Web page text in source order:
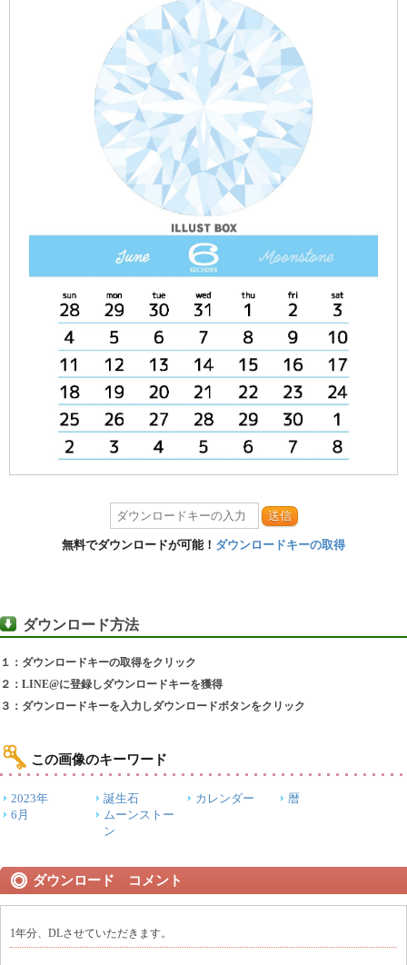
送信
無料でダウンロードが可能！ ダウンロードキーの取得
ダウンロード方法
１：ダウンロードキーの取得をクリック
２：LINE@に登録しダウンロードキーを獲得
３：ダウンロードキーを入力しダウンロードボタンをクリック
この画像のキーワード
2023年 誕生石 カレンダー
暦
6月
ムーンストー
ン
ダウンロード コメント
1年分、DLさせていただきます。